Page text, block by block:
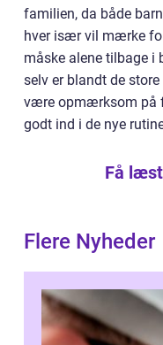
familien, da både
hver især vil mærke
måske alene tilbage i
selv er blandt de
være opmærksom på
godt ind i de nye
Få
Flere Nyheder